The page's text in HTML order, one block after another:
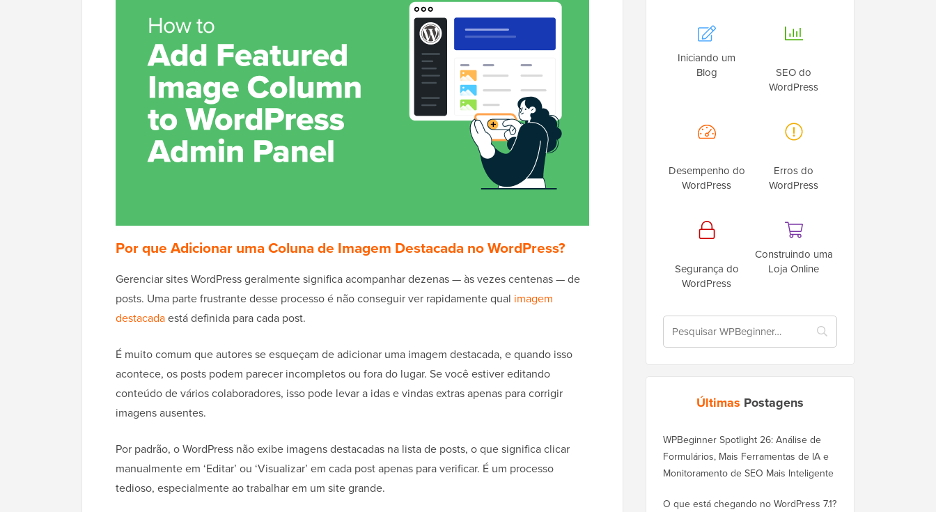
Por que Adicionar uma Coluna de Imagem Destacada no WordPress?
Gerenciar sites WordPress geralmente significa acompanhar dezenas — às vezes centenas — de
posts. Uma parte frustrante desse processo é não conseguir ver rapidamente qual imagem
destacadaestá definida para cada post.
É muito comum que autores se esqueçam de adicionar uma imagem destacada, e quando isso
acontece, os posts podem parecer incompletos ou fora do lugar. Se você estiver editando
conteúdo de vários colaboradores, isso pode levar a idas e vindas extras apenas para corrigir
imagens ausentes.
Por padrão, o WordPress não exibe imagens destacadas na lista de posts, o que significa clicar
manualmente em ‘Editar’ ou ‘Visualizar’ em cada post apenas para verificar. É um processo
tedioso, especialmente ao trabalhar em um site grande.
Iniciando um
Blog
SEO do
WordPress
Desempenho do
WordPress
Erros do
WordPress
Segurança do
WordPress
Construindo uma
Loja Online
Últimas Postagens
WPBeginner Spotlight 26: Análise de
Formulários, Mais Ferramentas de IA e
Monitoramento de SEO Mais Inteligente
O que está chegando no WordPress 7.1?